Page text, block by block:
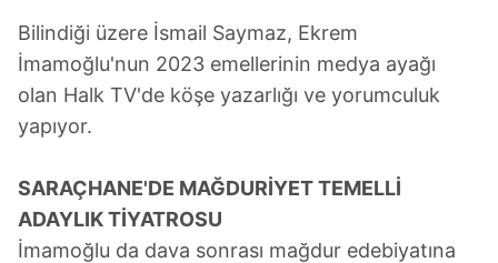
Bilindiği üzere İsmail Saymaz, Ekrem
İmamoğlu'nun 2023 emellerinin medya ayağı
olan Halk TV'de köşe yazarlığı ve yorumculuk
yapıyor.
SARAÇHANE'DE MAĞDURİYET TEMELLİ
ADAYLIK TİYATROSU
İmamoğlu da dava sonrası mağdur edebiyatına